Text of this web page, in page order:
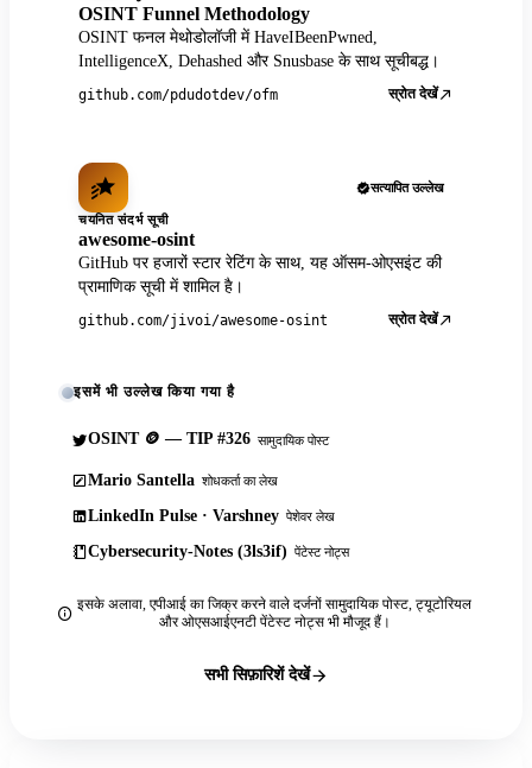
OSINT Funnel Methodology
OSINT फनल मेथोडोलॉजी में HaveIBeenPwned,
IntelligenceX, Dehashed और Snusbase के साथ सूचीबद्ध।
github.com/pdudotdev/ofm स्रोत देखें
सत्यापित उल्लेख
चयनित संदर्भ सूची
awesome-osint
GitHub पर हजारों स्टार रेटिंग के साथ, यह ऑसम-ओएसइंट की
प्रामाणिक सूची में शामिल है।
github.com/jivoi/awesome-osint स्रोत देखें
इसमें भी उल्लेख किया गया है
OSINT 🪙 — TIP #326 सामुदायिक पोस्ट
Mario Santella शोधकर्ता का लेख
LinkedIn Pulse · Varshney पेशेवर लेख
Cybersecurity-Notes (3ls3if) पेंटेस्ट नोट्स
इसके अलावा, एपीआई का जिक्र करने वाले दर्जनों सामुदायिक पोस्ट, ट्यूटोरियल
और ओएसआईएनटी पेंटेस्ट नोट्स भी मौजूद हैं।
सभी सिफ़ारिशें देखें